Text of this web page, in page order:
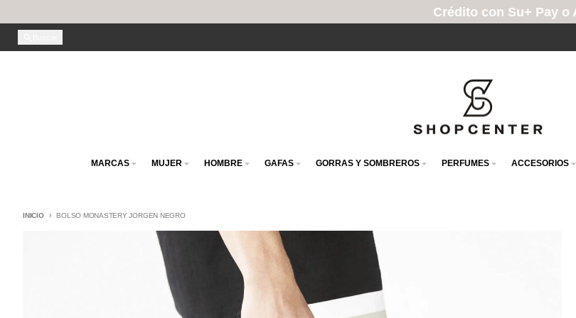
Crédito con Su+ Pay o Addi
Ir directamente al contenido
MARCAS MUJER HOMBRE GAFAS GORRAS Y SOMBREROS PERFUMES ACCESORIOS
INICIO BOLSO MONASTERY JORGEN NEGRO
Ir directamente a la información del producto